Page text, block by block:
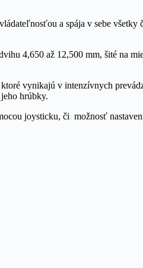
a spája v sebe všetky
4,650 až 12,500 mm, šité na
vynikajú v intenzívnych
hrúbky.
joysticku, či možnosť